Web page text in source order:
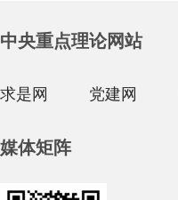
中央重点理论网站
求是网 党建网
媒体矩阵